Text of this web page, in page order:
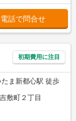
電話で問合せ
初期費用に注目
ま新都心駅 徒歩
敷町２丁目